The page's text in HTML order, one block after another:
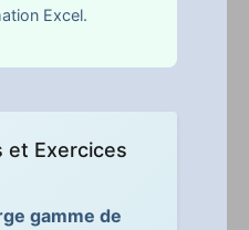
Excel.
et Exercices
gamme de